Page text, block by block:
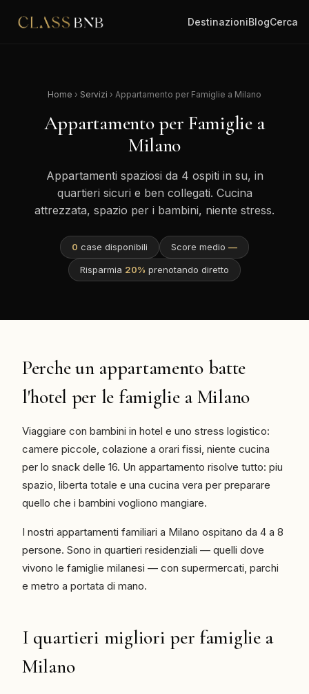
DestinazioniBlogCerca
Home › Servizi › Appartamento per Famiglie a Milano
Appartamento per Famiglie a
Milano
Appartamenti spaziosi da 4 ospiti in su, in
quartieri sicuri e ben collegati. Cucina
attrezzata, spazio per i bambini, niente stress.
0 case disponibili Score medio —
Risparmia 20% prenotando diretto
Perche un appartamento batte
l'hotel per le famiglie a Milano
Viaggiare con bambini in hotel e uno stress logistico:
camere piccole, colazione a orari fissi, niente cucina
per lo snack delle 16. Un appartamento risolve tutto: piu
spazio, liberta totale e una cucina vera per preparare
quello che i bambini vogliono mangiare.
I nostri appartamenti familiari a Milano ospitano da 4 a 8
persone. Sono in quartieri residenziali — quelli dove
vivono le famiglie milanesi — con supermercati, parchi
e metro a portata di mano.
I quartieri migliori per famiglie a
Milano